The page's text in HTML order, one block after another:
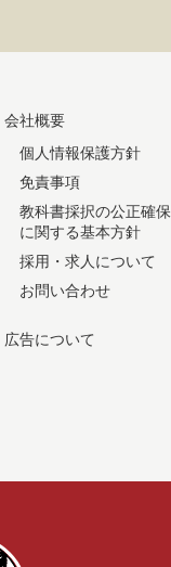
会社概要
個人情報保護方針
免責事項
教科書採択の公正確保
に関する基本方針
採用・求人について
お問い合わせ
広告について